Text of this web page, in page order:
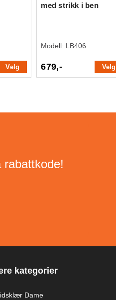
Velg
med strikk i ben
Modell: LB406
679,- Velg
rabattkode!
kategorier
Dame